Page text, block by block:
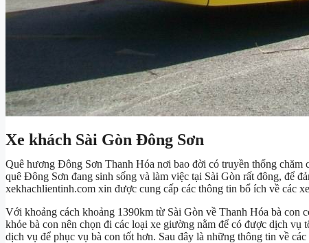
Xe khách Sài Gòn Đông Sơn
Quê hương Đông Sơn Thanh Hóa nơi bao đời có truyền thống
quê Đông Sơn đang sinh sống và làm việc tại Sài Gòn rất đông, để
xekhachlientinh.com xin được cung cấp các thông tin bổ ích về các
Với khoảng cách khoảng 1390km từ Sài Gòn về Thanh Hóa bà con
khỏe bà con nên chọn đi các loại xe giường nằm để có được dịch
dịch vụ để phục vụ bà con tốt hơn. Sau đây là những thông tin về